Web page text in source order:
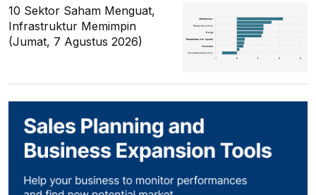
10 Sektor Saham Menguat,
Infrastruktur Memimpin
(Jumat, 7 Agustus 2026)